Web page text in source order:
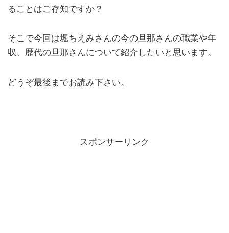
ることはご存知ですか？
そこで今回は堀ちえみさんの今の旦那さんの職業や年
収、歴代の旦那さんについて紹介したいと思います。
どうぞ最後までお読み下さい。
スポンサーリンク